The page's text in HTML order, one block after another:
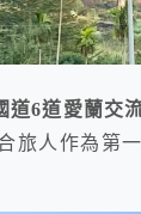
道6道愛蘭交
旅人作為第